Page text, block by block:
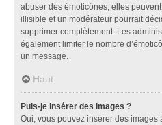
abuser des émoticônes, elles
illisible et un modérateur pourrait
supprimer complètement. Les
également limiter le nombre
un message.
Haut
Puis-je insérer des images ?
Oui, vous pouvez insérer des images